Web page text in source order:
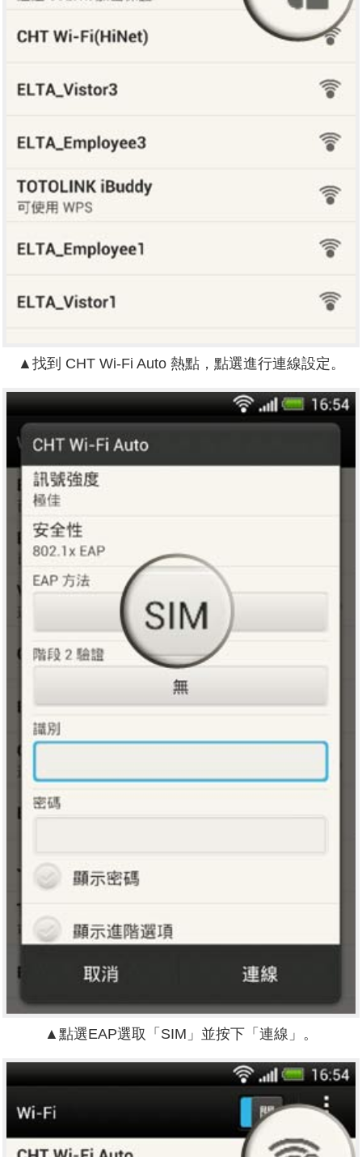
▲ 找到 CHT Wi-Fi Auto 熱點，點選進行連線設定。
▲ 點選EAP選取「SIM」並按下「連線」。